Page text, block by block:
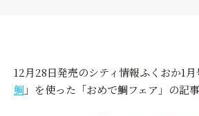
12月28日発売のシティ情報ふくおか1
鯛」を使った「おめで鯛フェア」の記